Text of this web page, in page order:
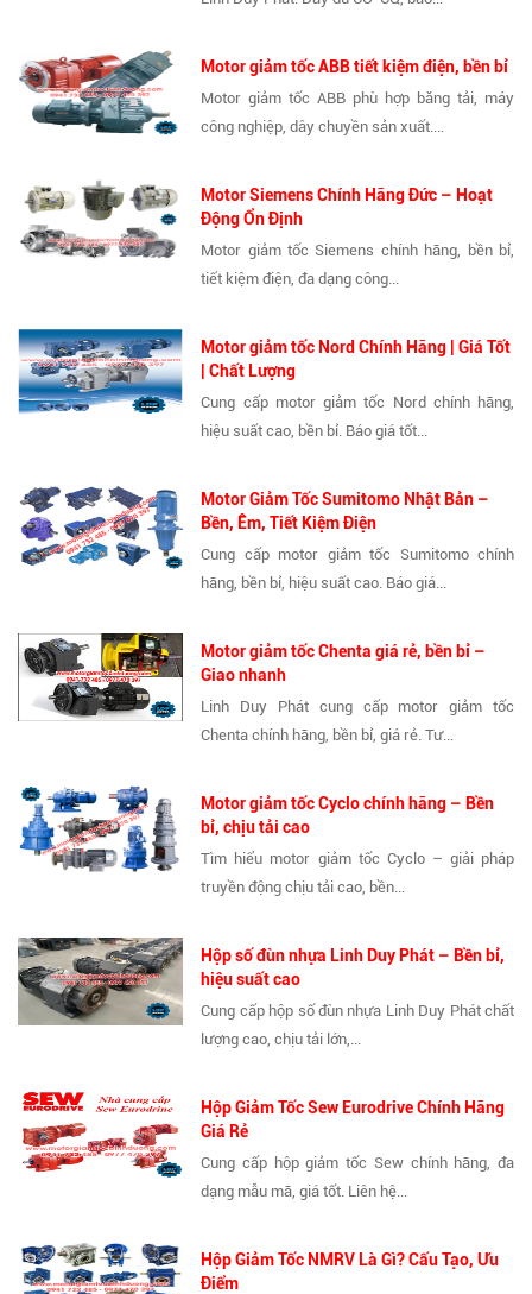
Motor giảm tốc ABB tiết kiệm điện, bền bỉ
Motor giảm tốc ABB phù hợp băng tải, máy
công nghiệp, dây chuyền sản xuất....
Motor Siemens Chính Hãng Đức – Hoạt
Động Ổn Định
Motor giảm tốc Siemens chính hãng, bền bỉ,
tiết kiệm điện, đa dạng công...
Motor giảm tốc Nord Chính Hãng | Giá Tốt
| Chất Lượng
Cung cấp motor giảm tốc Nord chính hãng,
hiệu suất cao, bền bỉ. Báo giá tốt...
Motor Giảm Tốc Sumitomo Nhật Bản –
Bền, Êm, Tiết Kiệm Điện
Cung cấp motor giảm tốc Sumitomo chính
hãng, bền bỉ, hiệu suất cao. Báo giá...
Motor giảm tốc Chenta giá rẻ, bền bỉ –
Giao nhanh
Linh Duy Phát cung cấp motor giảm tốc
Chenta chính hãng, bền bỉ, giá rẻ. Tư...
Motor giảm tốc Cyclo chính hãng – Bền
bỉ, chịu tải cao
Tìm hiểu motor giảm tốc Cyclo – giải pháp
truyền động chịu tải cao, bền...
Hộp số đùn nhựa Linh Duy Phát – Bền bỉ,
hiệu suất cao
Cung cấp hộp số đùn nhựa Linh Duy Phát chất
lượng cao, chịu tải lớn,...
Hộp Giảm Tốc Sew Eurodrive Chính Hãng
Giá Rẻ
Cung cấp hộp giảm tốc Sew chính hãng, đa
dạng mẫu mã, giá tốt. Liên hệ...
Hộp Giảm Tốc NMRV Là Gì? Cấu Tạo, Ưu
Điểm